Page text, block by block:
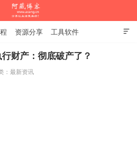

资源分享 工具软件
财产：彻底破产了？
： 最新资讯